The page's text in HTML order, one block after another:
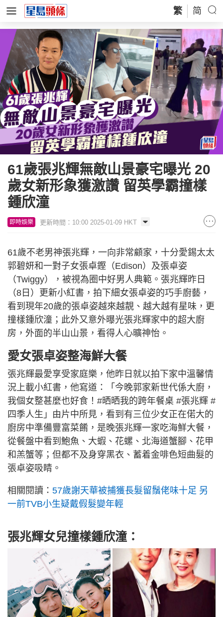
繁 简
61歲張兆輝無敵山景豪宅曝光 20
歲女新形象獲激讚 留英學霸撞樣
鍾欣潼
即時娛樂 更新時間：10:00 2025-01-09 HKT
61歲不老男神張兆輝，一向非常顧家，十分愛錫太太
郭碧妍和一對子女張卓鏗（Edison）及張卓姿
（Twiggy），被視為圈中好男人典範。張兆輝昨日
（8日）更新小紅書，拍下細女張卓姿的巧手廚藝，
看到現年20歲的張卓姿越來越靚、越大越有星味，更
撞樣鍾欣潼；此外又意外曝光張兆輝家中的超大廚
房，外面的半山山景，看得人心曠神怡。
愛女張卓姿整海鮮大餐
張兆輝最愛享受家庭樂，他昨日就以拍下家中溫馨情
況上載小紅書，他寫道：「今晚郭家新世代係大廚，
我個女整甚麼也好食！#晒晒我的跨年餐桌 #張兆輝 #
四季人生」由片中所見，看到有三位少女正在偌大的
廚房中準備豐富菜餚，是晚張兆輝一家吃海鮮大餐，
從餐盤中看到鮑魚、大蝦、花螺、北海道蟹腳、花甲
和羔蟹等；但都不及身穿黑衣、蓄着金啡色短曲髮的
張卓姿吸睛。
相關閱讀： 57歲謝天華被捕獲長髮留鬚佬味十足 另
一前TVB小生疑戴假髮變年輕
張兆輝女兒撞樣鍾欣潼：